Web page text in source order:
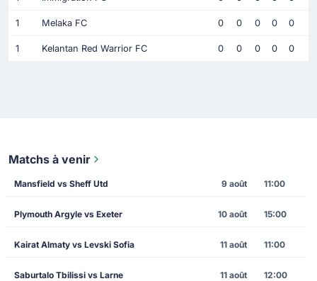
1 Melaka FC 0 0 0 0 0
1 Kelantan Red Warrior FC 0 0 0 0 0
Matchs à venir
Mansfield vs Sheff Utd 9 août 11:00
Plymouth Argyle vs Exeter 10 août 15:00
Kairat Almaty vs Levski Sofia 11 août 11:00
Saburtalo Tbilissi vs Larne 11 août 12:00